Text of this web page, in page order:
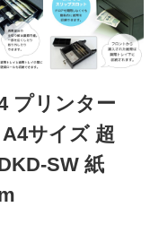
プリンター
サイズ 超
SW 紙